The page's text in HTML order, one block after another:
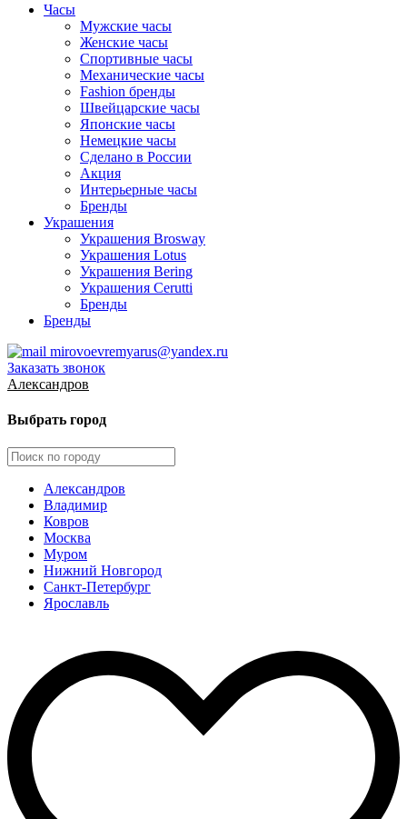
Часы
Мужские часы
Женские часы
Спортивные часы
Механические часы
Fashion бренды
Швейцарские часы
Японские часы
Немецкие часы
Сделано в России
Акция
Интерьерные часы
Бренды
Украшения
Украшения Brosway
Украшения Lotus
Украшения Bering
Украшения Cerutti
Бренды
Бренды
mirovoevremyarus@yandex.ru
Заказать звонок
Александров
Выбрать город
Александров
Владимир
Ковров
Москва
Муром
Нижний Новгород
Санкт-Петербург
Ярославль